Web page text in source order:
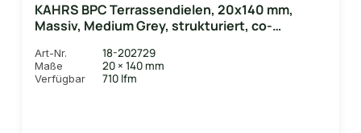
KAHRS BPC Terrassendielen, 20x140 mm,
Massiv, Medium Grey, strukturiert, co-
Art-Nr. 18-202729
Maße 20 × 140 mm
Verfügbar 710 lfm